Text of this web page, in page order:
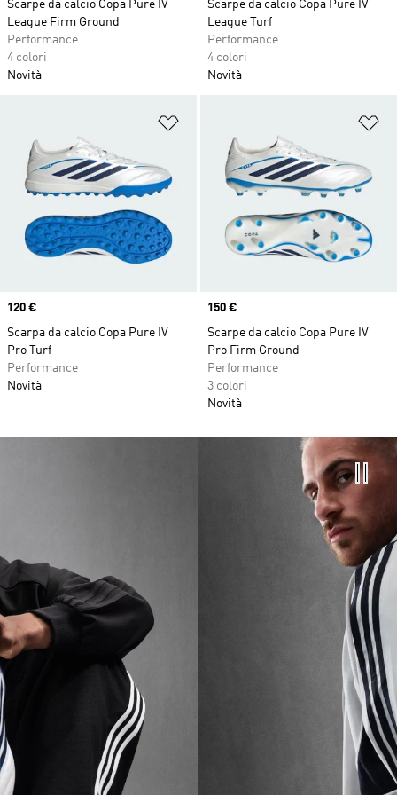
Scarpe da calcio Copa Pure IV
League Firm Ground
Performance
4 colori
Novità
Scarpe da calcio Copa Pure IV
League Turf
Performance
4 colori
Novità
Aggiungi alla lista dei desideri
Price
120 €
Scarpa da calcio Copa Pure IV
Pro Turf
Performance
Novità
Price
150 €
Scarpe da calcio Copa Pure IV
Pro Firm Ground
Performance
3 colori
Novità